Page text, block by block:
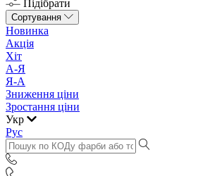
Підібрати
Сортування
Новинка
Акція
Хіт
А-Я
Я-А
Зниження ціни
Зростання ціни
Укр
Рус